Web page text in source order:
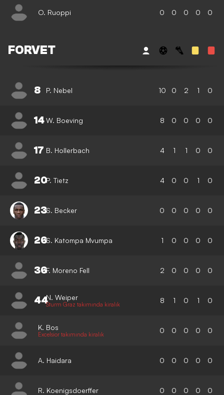
O. Ruoppi 0 0 0 0 0
FORVET
8 P. Nebel 10 0 2 1 0
14W. Boeving 8 0 0 0 0
17 B. Hollerbach 4 1 1 0 0
20P. Tietz 4 0 0 1 0
23S. Becker 0 0 0 0 0
26S. Katompa Mvumpa 1 0 0 0 0
36F. Moreno Fell 2 0 0 0 0
44N. Weiper
Sturm Graz takımında kiralık 8 1 0 1 0
K. Bos
Excelsior takımında kiralık 0 0 0 0 0
A. Haidara 0 0 0 0 0
R. Koenigsdoerffer 0 0 0 0 0